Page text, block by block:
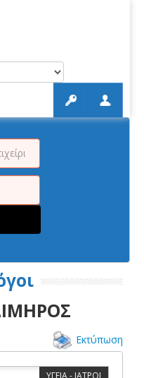
Εκτύπωση
ΥΓΕΙΑ - ΙΑΤΡΟΙ